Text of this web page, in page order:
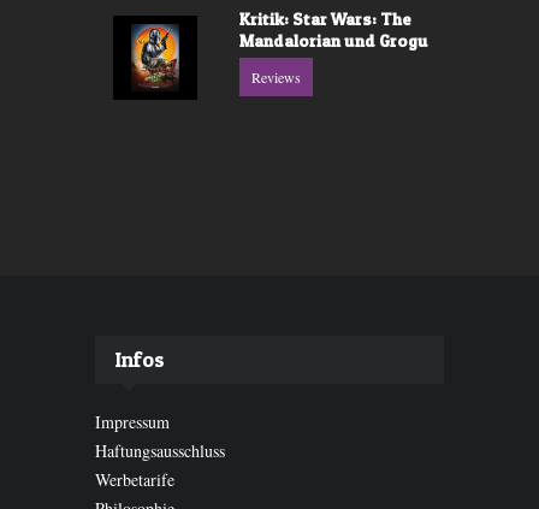
Kritik: Star Wars: The
Mandalorian und Grogu
Reviews
Infos
Impressum
Haftungsausschluss
Werbetarife